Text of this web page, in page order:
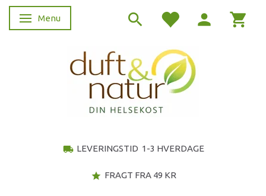
Skifte navigation
Menu
local_shipping LEVERINGSTID 1-3 HVERDAGE
star FRAGT FRA 49 KR